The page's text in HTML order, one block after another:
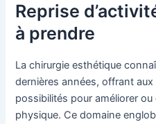
Reprise
à prendre
La chirurgie esthétique
dernières années, offrant
possibilités pour améliorer
physique. Ce domaine